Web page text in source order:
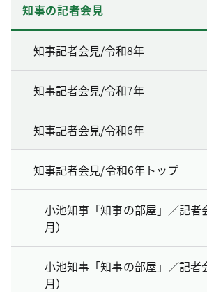
知事の記者会見
知事記者会見/令和8年
知事記者会見/令和7年
知事記者会見/令和6年
知事記者会見/令和6年トップ
小池知事「知事の部屋」／記者
月）
小池知事「知事の部屋」／記者
月）